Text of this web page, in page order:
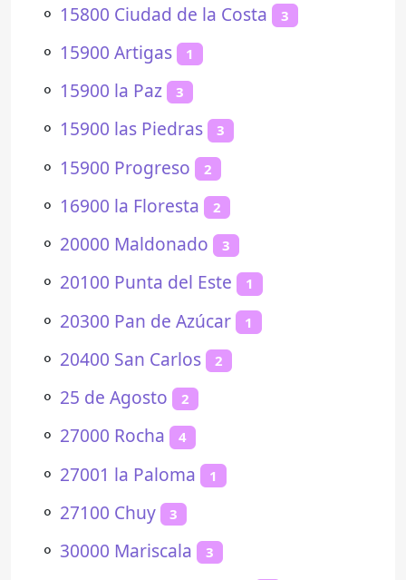
⚬ 15800 Ciudad de la Costa 3
⚬ 15900 Artigas 1
⚬ 15900 la Paz 3
⚬ 15900 las Piedras 3
⚬ 15900 Progreso 2
⚬ 16900 la Floresta 2
⚬ 20000 Maldonado 3
⚬ 20100 Punta del Este 1
⚬ 20300 Pan de Azúcar 1
⚬ 20400 San Carlos 2
⚬ 25 de Agosto 2
⚬ 27000 Rocha 4
⚬ 27001 la Paloma 1
⚬ 27100 Chuy 3
⚬ 30000 Mariscala 3